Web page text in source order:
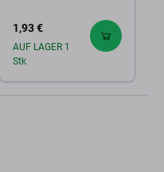
1,93 €
AUF LAGER 1
Stk